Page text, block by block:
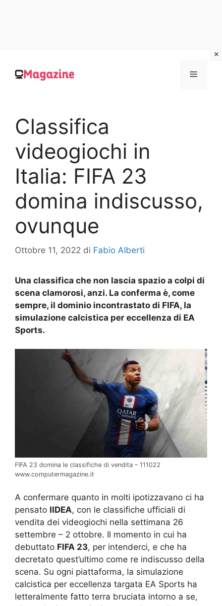
contenuto
MENU
Classifica
videogiochi in
Italia: FIFA 23
domina indiscusso,
ovunque
Ottobre 11, 2022 di Fabio Alberti
Una classifica che non lascia spazio a colpi di
scena clamorosi, anzi. La conferma è, come
sempre, il dominio incontrastato di FIFA, la
simulazione calcistica per eccellenza di EA
Sports.
FIFA 23 domina le classifiche di vendita – 111022
www.computermagazine.it
A confermare quanto in molti ipotizzavano ci ha
pensato IIDEA, con le classifiche ufficiali di
vendita dei videogiochi nella settimana 26
settembre – 2 ottobre. Il momento in cui ha
debuttato FIFA 23, per intenderci, e che ha
decretato quest’ultimo come re indiscusso della
scena. Su ogni piattaforma, la simulazione
calcistica per eccellenza targata EA Sports ha
letteralmente fatto terra bruciata intorno a se,